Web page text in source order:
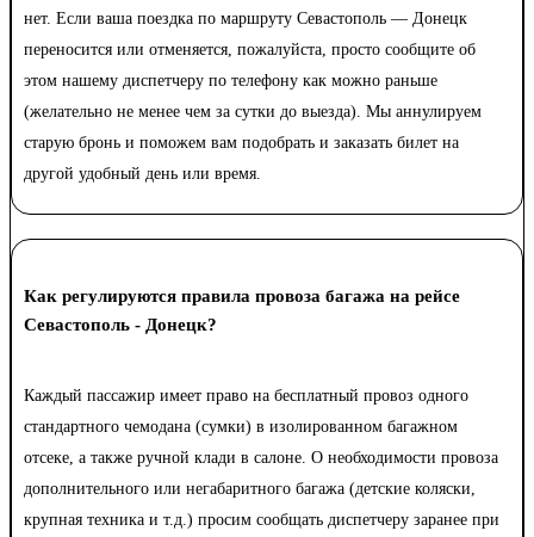
нет. Если ваша поездка по маршруту Севастополь — Донецк
переносится или отменяется, пожалуйста, просто сообщите об
этом нашему диспетчеру по телефону как можно раньше
(желательно не менее чем за сутки до выезда). Мы аннулируем
старую бронь и поможем вам подобрать и заказать билет на
другой удобный день или время.
Как регулируются правила провоза багажа на рейсе
Севастополь - Донецк?
Каждый пассажир имеет право на бесплатный провоз одного
стандартного чемодана (сумки) в изолированном багажном
отсеке, а также ручной клади в салоне. О необходимости провоза
дополнительного или негабаритного багажа (детские коляски,
крупная техника и т.д.) просим сообщать диспетчеру заранее при